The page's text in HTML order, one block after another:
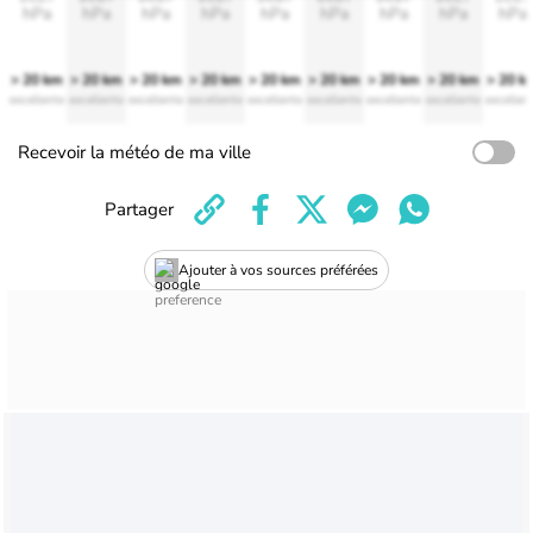
hPa
> 20 km
excellente
hPa
> 20 km
excellente
hPa
> 20 km
excellente
hPa
> 20 km
excellente
hPa
> 20 km
excellente
hPa
> 20 km
excellente
hPa
> 20 km
excellente
hPa
> 20 km
excellente
hPa
> 20
Recevoir la météo de ma ville
Ajouter à vos sources préférées
Partager